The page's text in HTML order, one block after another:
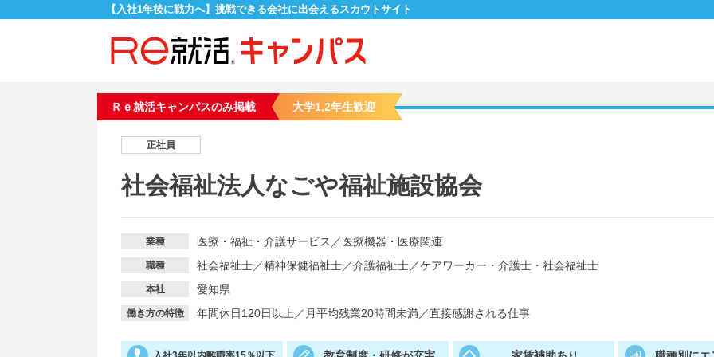
【入社1年後に戦力へ】挑戦できる会社に出会えるスカウトサイト
Ｒｅ就活キャンパスのみ掲載 大学1,2年生歓迎
正社員
社会福祉法人なごや福祉施設協会
業種 医療・福祉・介護サービス ／ 医療機器・医療関連
職種 社会福祉士／精神保健福祉士／介護福祉士／ケアワーカー・介護士・社会福祉士
本社 愛知県
働き方の特徴 年間休日120日以上 ／ 月平均残業20時間未満／直接感謝される仕事